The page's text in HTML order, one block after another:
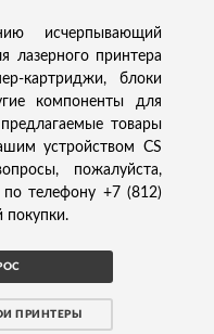
исчерпывающий
лазерного принтера
картриджи, блоки
компоненты для
товары
устройством CS
пожалуйста,
телефону +7 (812)
покупки.
ПРИНТЕРЫ